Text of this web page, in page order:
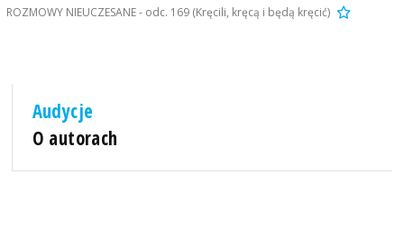
ROZMOWY NIEUCZESANE - odc. 169 (Kręcili, kręcą i będą kręcić)
Audycje
O autorach